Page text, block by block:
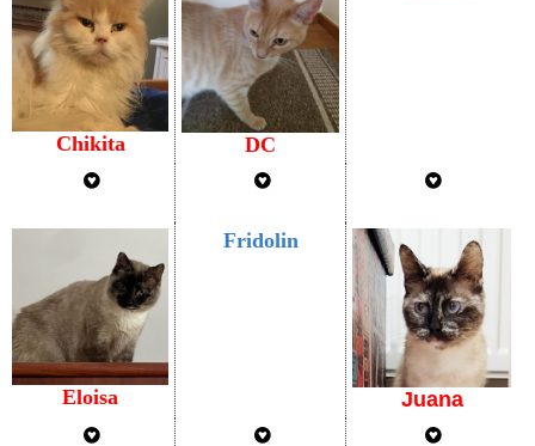
Chikita DC
Eloisa
Fridolin
Juana